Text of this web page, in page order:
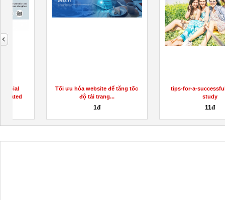
Tối ưu hóa website để tăng tốc
độ tải trang...
tips-for-a-successful-abroad-